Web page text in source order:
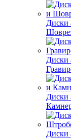
Диски
Диски
Диски